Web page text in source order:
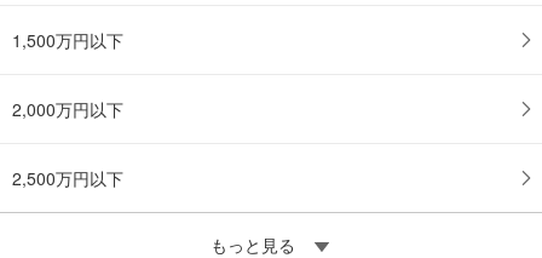
1,500万円以下
2,000万円以下
2,500万円以下
もっと見る